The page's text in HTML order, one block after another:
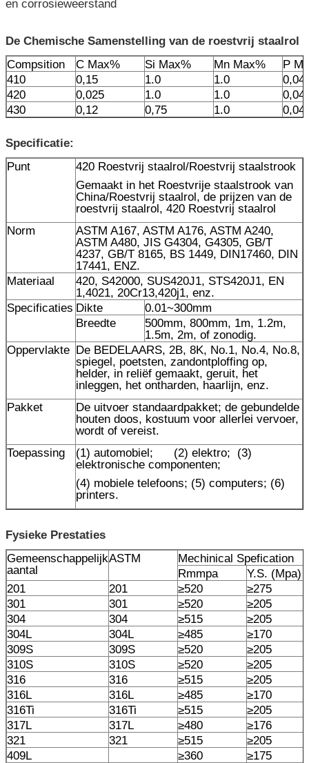
en corrosieweerstand
De Chemische Samenstelling van de roestvrij staalrol
Compsition
C Max% Si Max% Mn Max%
P
410
0,15 1.0 1.0
0,04
420
0,025 1.0 1.0
0,04
430
0,12 0,75 1.0 0,04
Specificatie:
Punt
420 Roestvrij staalrol/Roestvrij staalstrook
Gemaakt in het Roestvrije staalstrook van
China/Roestvrij staalrol, de prijzen van de
roestvrij staalrol, 420 Roestvrij staalrol
Norm
ASTM A167, ASTM A176, ASTM A240,
ASTM A480, JIS G4304, G4305, GB/T
4237, GB/T 8165, BS 1449, DIN17460, DIN
17441, ENZ.
Materiaal
420, S42000, SUS420J1, STS420J1, EN
1,4021, 20Cr13,420j1, enz.
Specificaties Dikte
0.01~300mm
Breedte
500mm, 800mm, 1m, 1.2m,
1.5m, 2m, of zonodig.
Oppervlakte De BEDELAARS, 2B, 8K, No.1, No.4, No.8,
spiegel, poetsten, zandontploffing op,
helder, in reliëf gemaakt, geruit, het
inleggen, het ontharden, haarlijn, enz.
Pakket
De uitvoer standaardpakket; de gebundelde
houten doos, kostuum voor allerlei vervoer,
wordt of vereist.
Toepassing
(1) automobiel; (2) elektro; (3)
elektronische componenten;
(4) mobiele telefoons; (5) computers; (6)
printers.
Fysieke Prestaties
Gemeenschappelijk
aantal
ASTM
Mechinical Spefication
Rmmpa
Y.S. (Mpa)
201
201 ≥520
≥275
301
301 ≥520
≥205
304
304 ≥515
≥205
304L
304L ≥485
≥170
309S
309S ≥520
≥205
310S
310S ≥520
≥205
316
316 ≥515
≥205
316L
316L ≥485
≥170
316Ti
316Ti ≥515
≥205
317L
317L ≥480
≥176
321
321 ≥515
≥205
409L
≥360
≥175